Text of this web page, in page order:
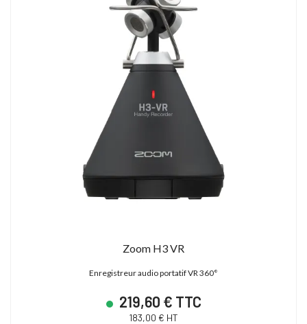
Zoom H3 VR
Enregistreur audio portatif VR 360°
219,60 € TTC
183,00 € HT